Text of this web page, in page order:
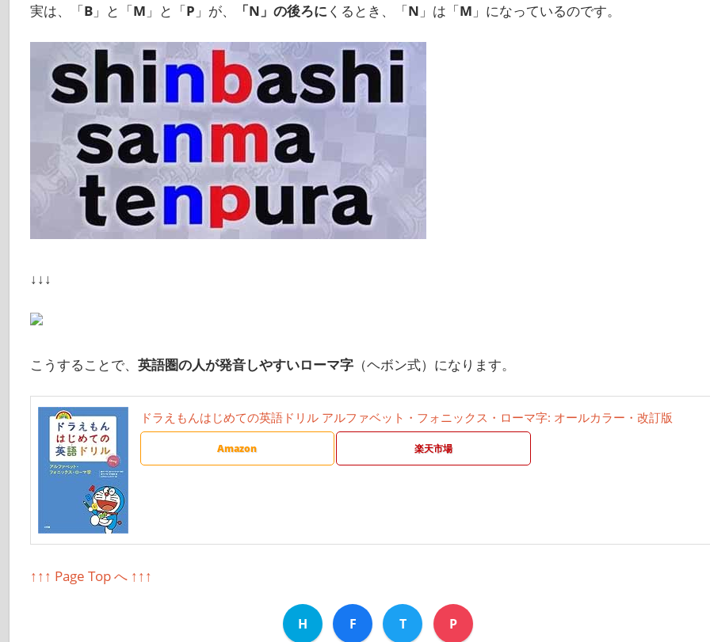
実は、「B」と「M 」と「P 」が、 「N」の後ろに くるとき、「N 」は「M 」になっているのです。
↓↓↓
こうすることで、 英語圏の人が発音しやすいローマ字（ヘボン式）になります。
ドラえもんはじめての英語ドリル アルファベット・フォニックス・ローマ字: オールカラー・改訂版
Amazon 楽天市場
↑↑↑ Page Top へ ↑↑↑
H F T P